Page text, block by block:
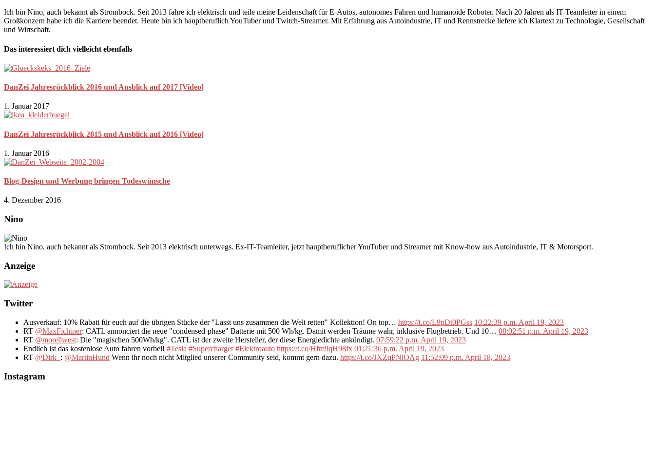
Ich bin Nino, auch bekannt als Strombock. Seit 2013 fahre ich elektrisch und teile meine Leidenschaft für E-Autos, autonomes Fahren und humanoide Roboter. Nach 20 Jahren als IT-Teamleiter in einem
Großkonzern habe ich die Karriere beendet. Heute bin ich hauptberuflich YouTuber und Twitch-Streamer. Mit Erfahrung aus Autoindustrie, IT und Rennstrecke liefere ich Klartext zu Technologie, Gesellschaft
und Wirtschaft.
Das interessiert dich vielleicht ebenfalls
DanZei Jahresrückblick 2016 und Ausblick auf 2017 [Video]
1. Januar 2017
DanZei Jahresrückblick 2015 und Ausblick auf 2016 [Video]
1. Januar 2016
Blog-Design und Werbung bringen Todeswünsche
4. Dezember 2016
Nino
Ich bin Nino, auch bekannt als Strombock. Seit 2013 elektrisch unterwegs. Ex-IT-Teamleiter, jetzt hauptberuflicher YouTuber und Streamer mit Know-how aus Autoindustrie, IT & Motorsport.
Anzeige
Twitter
Ausverkauf: 10% Rabatt für euch auf die übrigen Stücke der "Lasst uns zusammen die Welt retten" Kollektion! On top… https://t.co/L9pDt0PGss 10:22:39 p.m. April 19, 2023
RT @MaxFichtner: CATL annonciert die neue "condensed-phase" Batterie mit 500 Wh/kg. Damit werden Träume wahr, inklusive Flugbetrieb. Und 10… 08:02:51 p.m. April 19, 2023
RT @morellwest: Die "magischen 500Wh/kg". CATL ist der zweite Hersteller, der diese Energiedichte ankündigt. 07:59:22 p.m. April 19, 2023
Endlich ist das kostenlose Auto fahren vorbei! #Tesla #Supercharger #Elektroauto https://t.co/Hfm9qH98fx 01:21:36 p.m. April 19, 2023
RT @Dirk_ : @MartinHund Wenn ihr noch nicht Mitglied unserer Community seid, kommt gern dazu. https://t.co/JXZqPNlOAg 11:52:09 p.m. April 18, 2023
Instagram